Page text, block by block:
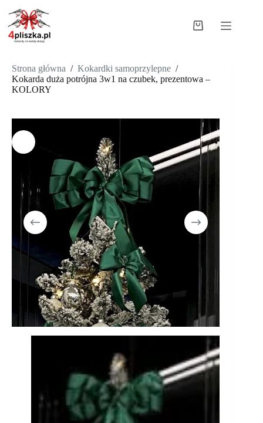
Strona główna / Kokardki samoprzylepne /
Kokarda duża potrójna 3w1 na czubek, prezentowa –
KOLORY